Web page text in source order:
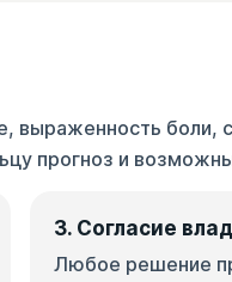
выраженность боли,
прогноз и
3. Согласие
Любое решение